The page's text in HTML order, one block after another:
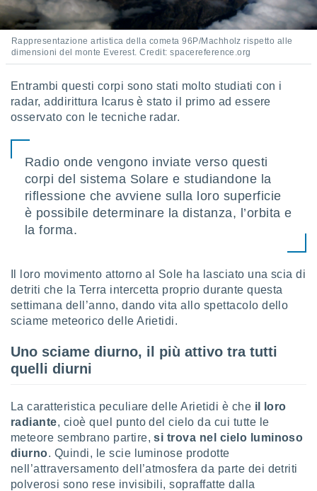
quali la
su
web,
di
dati
al quale
dei
" o
cookie
sito
il
dei
Rappresentazione artistica della cometa 96P/Machholz rispetto alle
dimensioni del monte Everest. Credit: spacereference.org
Entrambi questi corpi sono stati molto studiati con i
radar, addirittura Icarus è stato il primo ad essere
osservato con le tecniche radar.
Radio onde vengono inviate verso questi
corpi del sistema Solare e studiandone la
riflessione che avviene sulla loro superficie
è possibile determinare la distanza, l’orbita e
la forma.
Il loro movimento attorno al Sole ha lasciato una scia di
detriti che la Terra intercetta proprio durante questa
settimana dell’anno, dando vita allo spettacolo dello
sciame meteorico delle Arietidi.
Uno sciame diurno, il più attivo tra tutti
quelli diurni
La caratteristica peculiare delle Arietidi è che il loro
radiante, cioè quel punto del cielo da cui tutte le
meteore sembrano partire,si trova nel cielo luminoso
diurno. Quindi, le scie luminose prodotte
nell’attraversamento dell’atmosfera da parte dei detriti
polverosi sono rese invisibili, sopraffatte dalla